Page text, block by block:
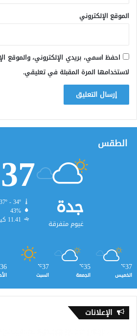
الموقع الإلكتروني
احفظ اسمي، بريدي الإلكتروني، والموقع
لاستخدامها المرة المقبلة في تعليقي.
الطقس
جدة
غيوم متفرقة
37
37º - 34º
43%
11.41 كيلومتر/ساعة
37
℃
الخميس
35
℃
الجمعة
37
℃
السبت
36
الإعلانات